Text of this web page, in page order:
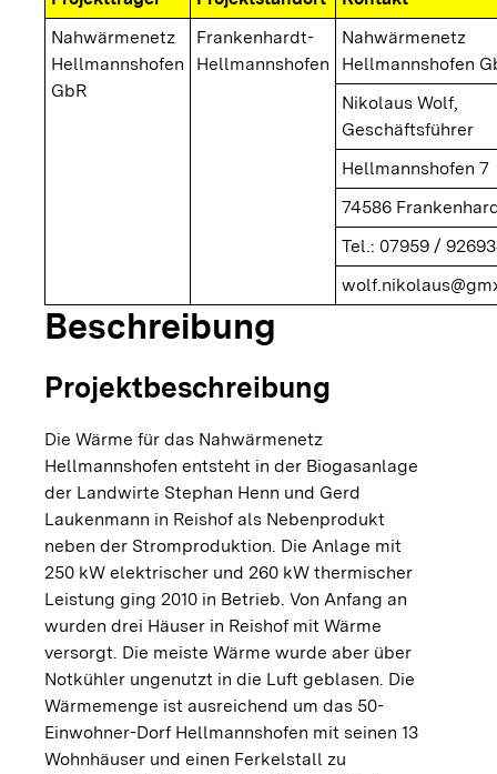
Nahwärmenetz
Hellmannshofen
GbR
Frankenhardt-
Hellmannshofen
Nahwärmenetz
Hellmannshofen
Nikolaus Wolf,
Geschäftsführer
Hellmannshofen 7
74586
Tel.: 07959 /
Beschreibung
Projektbeschreibung
Die Wärme für das Nahwärmenetz
Hellmannshofen entsteht in der Biogasanlage
der Landwirte Stephan Henn und Gerd
Laukenmann in Reishof als Nebenprodukt
neben der Stromproduktion. Die Anlage mit
250 kW elektrischer und 260 kW thermischer
Leistung ging 2010 in Betrieb. Von Anfang an
wurden drei Häuser in Reishof mit Wärme
versorgt. Die meiste Wärme wurde aber über
Notkühler ungenutzt in die Luft geblasen. Die
Wärmemenge ist ausreichend um das 50-
Einwohner-Dorf Hellmannshofen mit seinen 13
Wohnhäuser und einen Ferkelstall zu